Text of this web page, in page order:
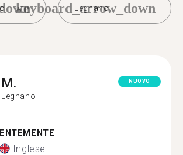
Legnano
keyboard_arrow_down
M.
Legnano
NUOVO
Inglese